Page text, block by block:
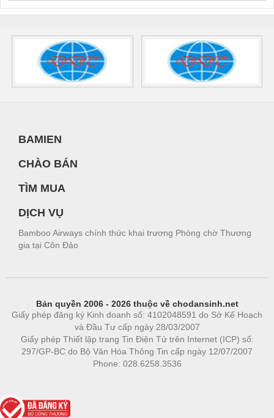
BAMIEN
CHÀO BÁN
TÌM MUA
DỊCH VỤ
Bamboo Airways chính thức khai trương Phòng chờ Thương
gia tại Côn Đảo
Bản quyền 2006 - 2026 thuộc về chodansinh.net
Giấy phép đăng ký Kinh doanh số: 4102048591 do Sở Kế Hoạch
và Đầu Tư cấp ngày 28/03/2007
Giấy phép Thiết lập trang Tin Điện Tử trên Internet (ICP) số:
297/GP-BC do Bộ Văn Hóa Thông Tin cấp ngày 12/07/2007
Phone: 028.6258.3536